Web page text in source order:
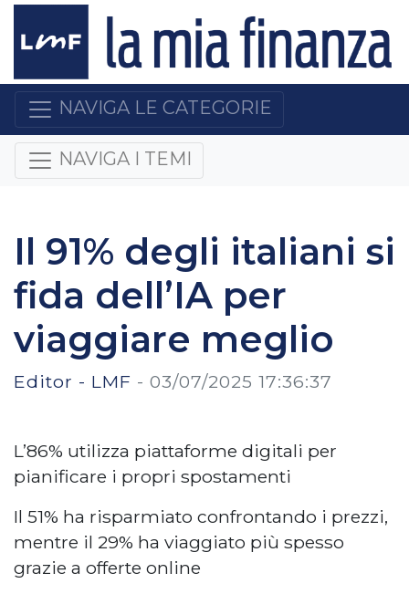
NAVIGA LE CATEGORIE
NAVIGA I TEMI
Il 91% degli italiani si
fida dell’IA per
viaggiare meglio
Editor - LMF - 03/07/2025 17:36:37
L’86% utilizza piattaforme digitali per
pianificare i propri spostamenti
Il 51% ha risparmiato confrontando i prezzi,
mentre il 29% ha viaggiato più spesso
grazie a offerte online